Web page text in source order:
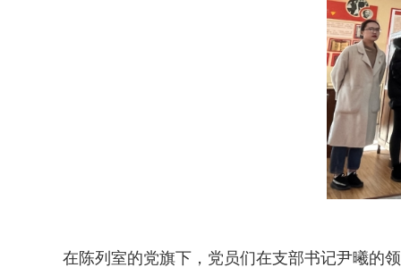
在陈列室的党旗下，党员们在支部书记尹曦的